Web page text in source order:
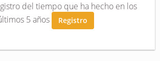
del tiempo que ha hecho en los
5 años
Registro